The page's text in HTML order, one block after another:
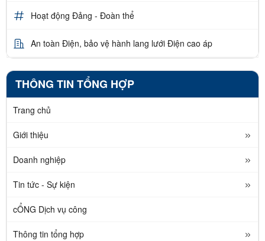
Hoạt động Đảng - Đoàn thể
An toàn Điện, bảo vệ hành lang lưới Điện cao áp
THÔNG TIN TỔNG HỢP
Trang chủ
Giới thiệu
Doanh nghiệp
Tin tức - Sự kiện
cỔNG Dịch vụ công
Thông tin tổng hợp